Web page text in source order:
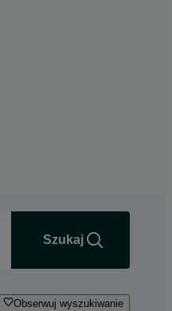
Szukaj
Obserwuj wyszukiwanie